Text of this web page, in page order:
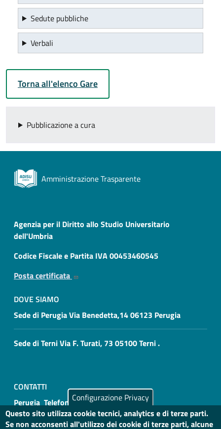
Sedute pubbliche
Verbali
Torna all'elenco Gare
Pubblicazione a cura
Amministrazione Trasparente
Agenzia per il Diritto allo Studio Universitario
dell'Umbria
Codice Fiscale e Partita IVA 00453460545
Posta certificata
DOVE SIAMO
Sede di Perugia Via Benedetta,14 06123 Perugia
Sede di Terni Via F. Turati, 73 05100 Terni .
CONTATTI
Perugia Telefono: 075 4693000
Configurazione Privacy
Questo sito utilizza cookie tecnici, analytics e di terze parti.
Se non acconsenti all'utilizzo dei cookie di terze parti, alcune